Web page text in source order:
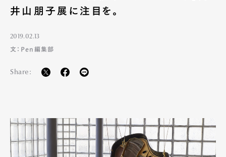
井山朋子展に注目を。
2019.02.13
文：Pen編集部
Share: